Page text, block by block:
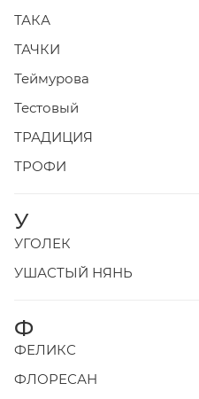
ТАКА
ТАЧКИ
Теймурова
Тестовый
ТРАДИЦИЯ
ТРОФИ
У
УГОЛЕК
УШАСТЫЙ НЯНЬ
Ф
ФЕЛИКС
ФЛОРЕСАН